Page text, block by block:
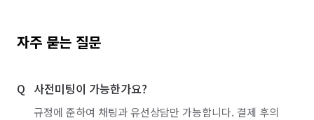
자주 묻는 질문
사전미팅이 가능한가요?
규정에 준하여 채팅과 유선상담만 가능합니다. 결제 후의